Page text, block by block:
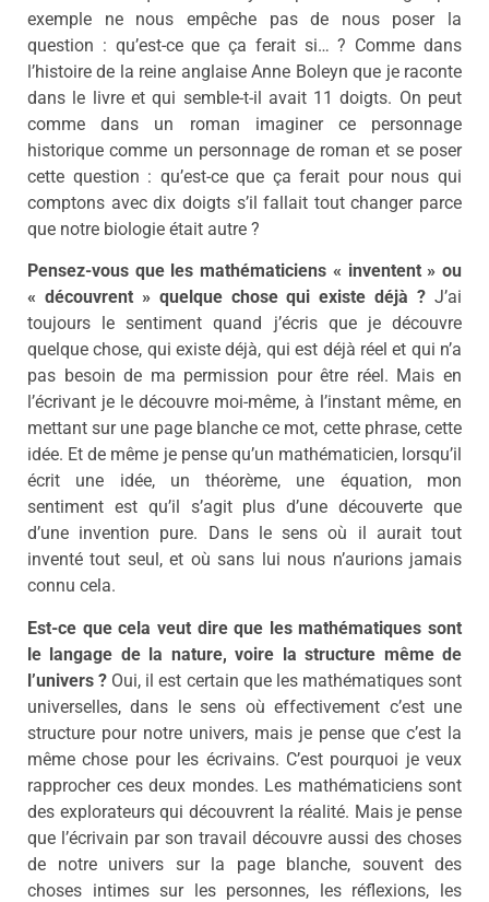
exemple ne nous empêche pas de nous poser la
question : qu’est-ce que ça ferait si… ? Comme dans
l’histoire de la reine anglaise Anne Boleyn que je raconte
dans le livre et qui semble-t-il avait 11 doigts. On peut
comme dans un roman imaginer ce personnage
historique comme un personnage de roman et se poser
cette question : qu’est-ce que ça ferait pour nous qui
comptons avec dix doigts s’il fallait tout changer parce
que notre biologie était autre ?
Pensez-vous que les mathématiciens « inventent » ou
« découvrent » quelque chose qui existe déjà ? J’ai
toujours le sentiment quand j’écris que je découvre
quelque chose, qui existe déjà, qui est déjà réel et qui n’a
pas besoin de ma permission pour être réel. Mais en
l’écrivant je le découvre moi-même, à l’instant même, en
mettant sur une page blanche ce mot, cette phrase, cette
idée. Et de même je pense qu’un mathématicien, lorsqu’il
écrit une idée, un théorème, une équation, mon
sentiment est qu’il s’agit plus d’une découverte que
d’une invention pure. Dans le sens où il aurait tout
inventé tout seul, et où sans lui nous n’aurions jamais
connu cela.
Est-ce que cela veut dire que les mathématiques sont
le langage de la nature, voire la structure même de
l’univers ? Oui, il est certain que les mathématiques sont
universelles, dans le sens où effectivement c’est une
structure pour notre univers, mais je pense que c’est la
même chose pour les écrivains. C’est pourquoi je veux
rapprocher ces deux mondes. Les mathématiciens sont
des explorateurs qui découvrent la réalité. Mais je pense
que l’écrivain par son travail découvre aussi des choses
de notre univers sur la page blanche, souvent des
choses intimes sur les personnes, les réflexions, les